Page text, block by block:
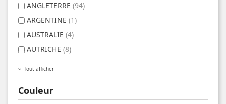
ANGLETERRE (94)
ARGENTINE (1)
AUSTRALIE (4)
AUTRICHE (8)
Tout afficher
Couleur